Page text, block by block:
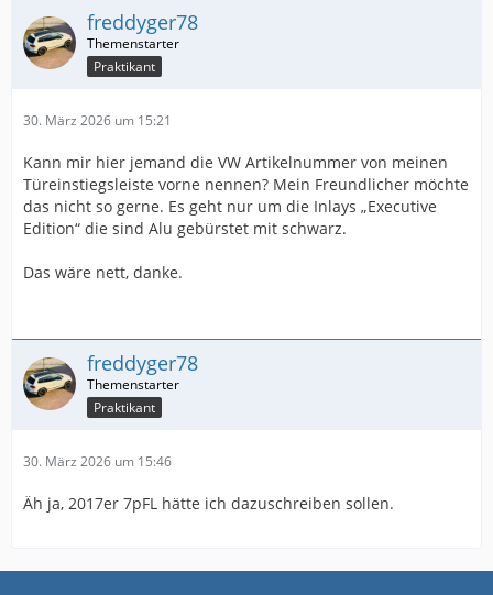
freddyger78
Praktikant
30. März 2026 um 15:21
Kann mir hier jemand die VW Artikelnummer von meinen
Türeinstiegsleiste vorne nennen? Mein Freundlicher möchte
das nicht so gerne. Es geht nur um die Inlays „Executive
Edition“ die sind Alu gebürstet mit schwarz.
Das wäre nett, danke.
freddyger78
Praktikant
30. März 2026 um 15:46
Äh ja, 2017er 7pFL hätte ich dazuschreiben sollen.